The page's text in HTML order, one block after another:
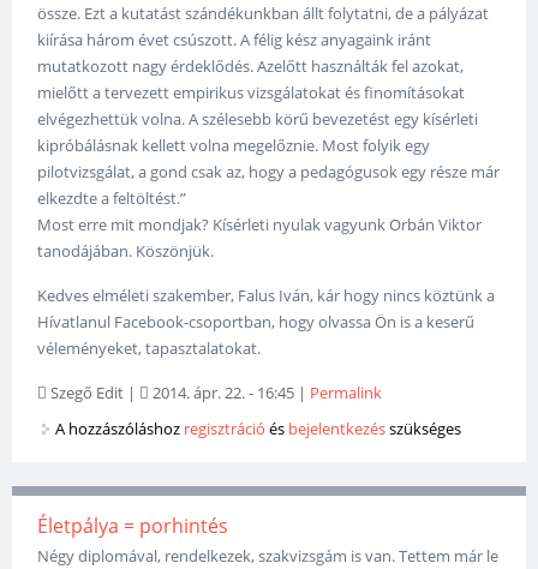
össze. Ezt a kutatást szándékunkban állt folytatni, de a pályázat
kiírása három évet csúszott. A félig kész anyagaink iránt
mutatkozott nagy érdeklődés. Azelőtt használták fel azokat,
mielőtt a tervezett empirikus vizsgálatokat és finomításokat
elvégezhettük volna. A szélesebb körű bevezetést egy kísérleti
kipróbálásnak kellett volna megelőznie. Most folyik egy
pilotvizsgálat, a gond csak az, hogy a pedagógusok egy része már
elkezdte a feltöltést.”
Most erre mit mondjak? Kísérleti nyulak vagyunk Orbán Viktor
tanodájában. Köszönjük.
Kedves elméleti szakember, Falus Iván, kár hogy nincs köztünk a
Hívatlanul Facebook-csoportban, hogy olvassa Ön is a keserű
véleményeket, tapasztalatokat.
Szegő Edit | 2014. ápr. 22. - 16:45 | Permalink
A hozzászóláshoz regisztráció és bejelentkezésszükséges
Életpálya = porhintés
Négy diplomával, rendelkezek, szakvizsgám is van. Tettem már le